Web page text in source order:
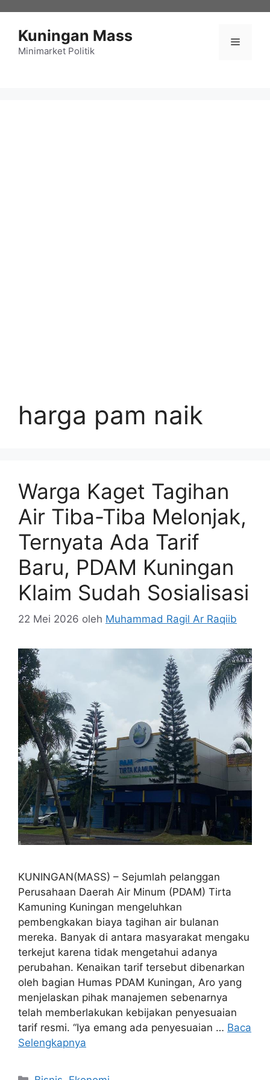
Kuningan Mass
Minimarket Politik
Menu
harga pam naik
Warga Kaget Tagihan
Air Tiba-Tiba Melonjak,
Ternyata Ada Tarif
Baru, PDAM Kuningan
Klaim Sudah Sosialisasi
22 Mei 2026 oleh Muhammad Ragil Ar Raqiib
KUNINGAN(MASS) – Sejumlah pelanggan
Perusahaan Daerah Air Minum (PDAM) Tirta
Kamuning Kuningan mengeluhkan
pembengkakan biaya tagihan air bulanan
mereka. Banyak di antara masyarakat mengaku
terkejut karena tidak mengetahui adanya
perubahan. Kenaikan tarif tersebut dibenarkan
oleh bagian Humas PDAM Kuningan, Aro yang
menjelaskan pihak manajemen sebenarnya
telah memberlakukan kebijakan penyesuaian
tarif resmi. “Iya emang ada penyesuaian … Baca
Selengkapnya